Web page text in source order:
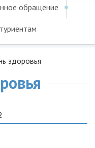
обращение
здоровья